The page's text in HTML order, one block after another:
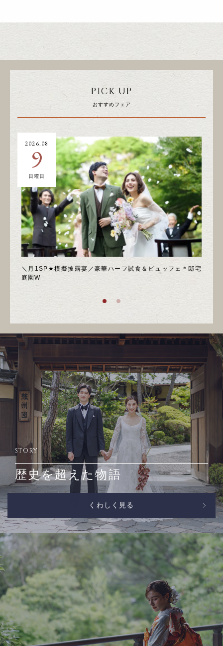
PICK UP
おすすめフェア
＼月1SP★模擬披露宴／豪華ハーフ試食＆ビュッフェ＊邸宅
庭園W
2026.08
9
日曜日
STORY
歴史を超えた物語
くわしく見る